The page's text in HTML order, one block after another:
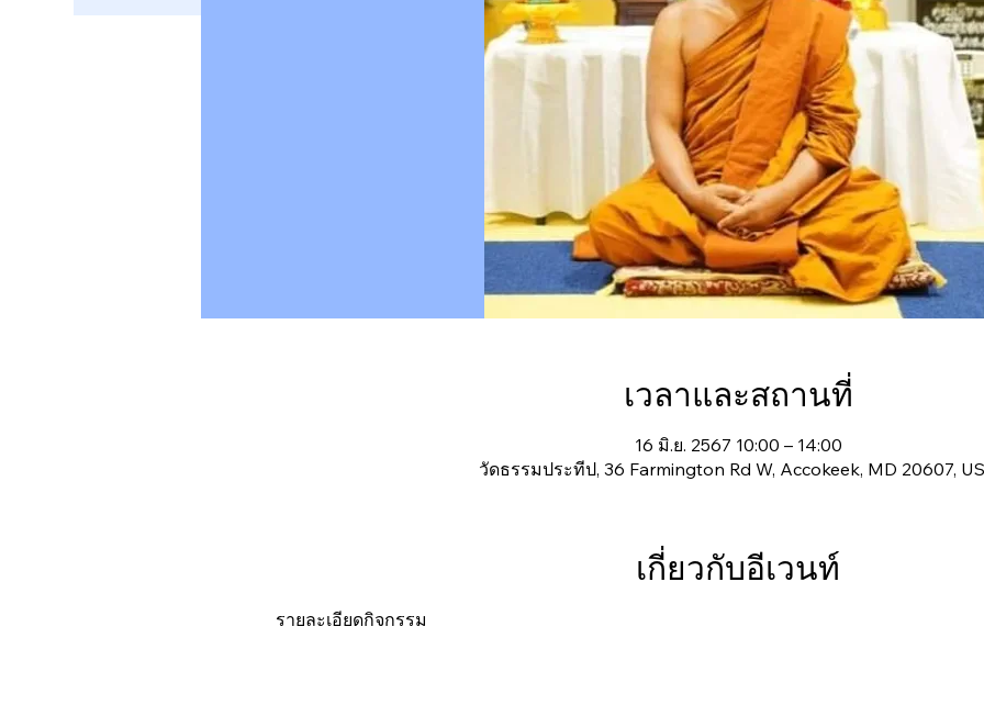
เวลาและสถานที่
16 มิ.ย. 2567 10:00 – 14:00
วัดธรรมประทีป, 36 Farmington Rd W, Accokeek, MD 20607,
เกี่ยวกับอีเวนท์
รายละเอียดกิจกรรม